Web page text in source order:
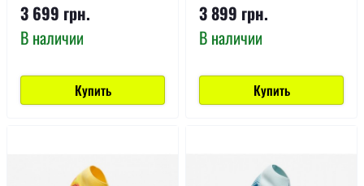
3 699 грн.
В наличии
Купить
3 899 грн.
В наличии
Купить